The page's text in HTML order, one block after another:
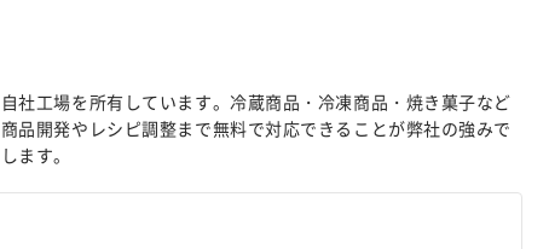
社工場を所有しています。冷蔵商品・冷凍商品・焼き菓子など
品開発やレシピ調整まで無料で対応できることが弊社の強みで
ます。